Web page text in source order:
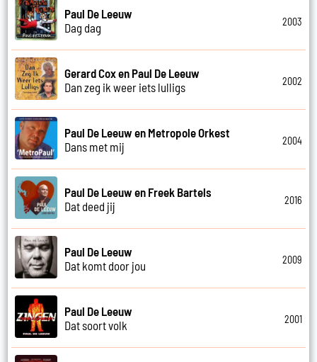
Paul De Leeuw
Dag dag
2003
Gerard Cox en Paul De Leeuw
Dan zeg ik weer iets lulligs
2002
Paul De Leeuw en Metropole Orkest
Dans met mij
2004
Paul De Leeuw en Freek Bartels
Dat deed jij
2016
Paul De Leeuw
Dat komt door jou
2009
Paul De Leeuw
Dat soort volk
2001